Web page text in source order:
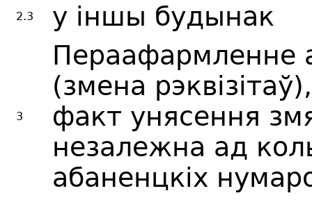
2.3 у іншы будынак
3
Пераафармленне
(змена
факт унясення
незалежна ад
абаненцкіх